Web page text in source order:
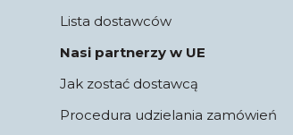
Lista dostawców
Nasi partnerzy w UE
Jak zostać dostawcą
Procedura udzielania zamówień